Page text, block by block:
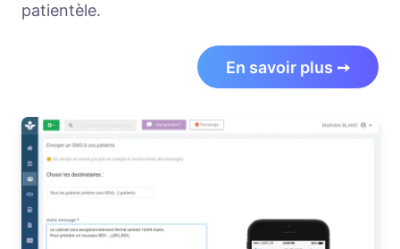
patientèle.
En savoir plus ➙